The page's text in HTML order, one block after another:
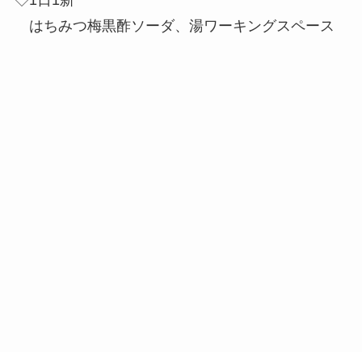
はちみつ梅黒酢ソーダ、湯ワーキングスペース